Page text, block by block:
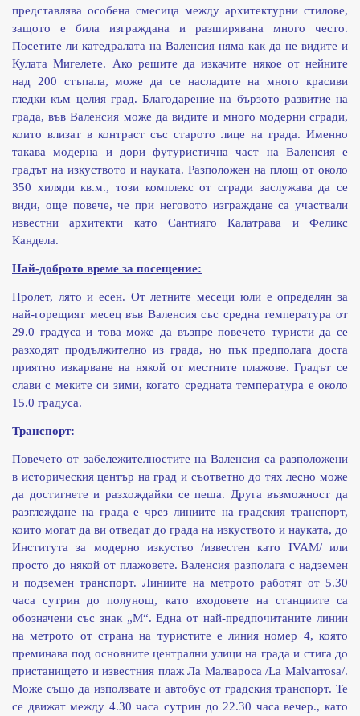
представлява особена смесица между архитектурни стилове,
защото е била изграждана и разширявана много често.
Посетите ли катедралата на Валенсия няма как да не видите и
Кулата Мигелете. Ако решите да изкачите някое от нейните
над 200 стъпала, може да се насладите на много красиви
гледки към целия град. Благодарение на бързото развитие на
града, във Валенсия може да видите и много модерни сгради,
които влизат в контраст със старото лице на града. Именно
такава модерна и дори футуристична част на Валенсия е
градът на изкуството и науката. Разположен на площ от около
350 хиляди кв.м., този комплекс от сгради заслужава да се
види, още повече, че при неговото изграждане са участвали
известни архитекти като Сантияго Калатрава и Феликс
Кандела.
Най-доброто време за посещение:
Пролет, лято и есен. От летните месеци юли е определян за
най-горещият месец във Валенсия със средна температура от
29.0 градуса и това може да възпре повечето туристи да се
разходят продължително из града, но пък предполага доста
приятно изкарване на някой от местните плажове. Градът се
слави с меките си зими, когато средната температура е около
15.0 градуса.
Транспорт:
Повечето от забележителностите на Валенсия са разположени
в историческия център на град и съответно до тях лесно може
да достигнете и разхождайки се пеша. Друга възможност да
разглеждане на града е чрез линиите на градския транспорт,
които могат да ви отведат до града на изкуството и науката, до
Института за модерно изкуство /известен като IVAM/ или
просто до някой от плажовете. Валенсия разполага с надземен
и подземен транспорт. Линиите на метрото работят от 5.30
часа сутрин до полунощ, като входовете на станциите са
обозначени със знак „М“. Една от най-предпочитаните линии
на метрото от страна на туристите е линия номер 4, която
преминава под основните централни улици на града и стига до
пристанището и известния плаж Ла Малвароса /La Malvarrosa/.
Може също да използвате и автобус от градския транспорт. Те
се движат между 4.30 часа сутрин до 22.30 часа вечер., като